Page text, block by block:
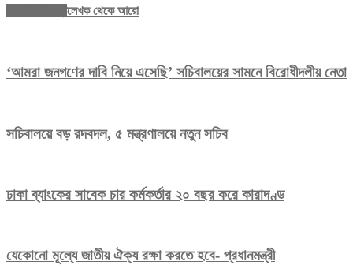
লেখক থেকে আরো
‘আমরা জনগণের দাবি নিয়ে এসেছি’ সচিবালয়ের সামনে বিরোধীদলীয় নেতা
সচিবালয়ে বড় রদবদল, ৫ মন্ত্রণালয়ে নতুন সচিব
ঢাকা ব্যাংকের সাবেক চার কর্মকর্তার ২০ বছর করে কারাদণ্ড
যেকোনো মূল্যে জাতীয় ঐক্য রক্ষা করতে হবে- প্রধানমন্ত্রী